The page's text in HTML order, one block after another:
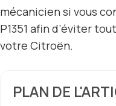
mécanicien si vous
P1351 afin d’éviter
votre Citroën.
PLAN DE